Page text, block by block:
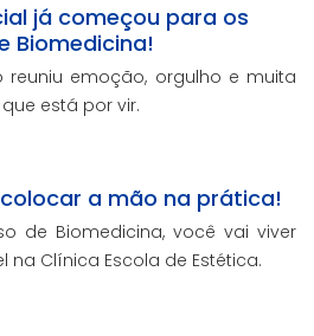
já começou para os
Biomedicina!
reuniu emoção, orgulho e muita
está por vir.
a mão na prática!
de Biomedicina, você vai viver
na Clínica Escola de Estética.